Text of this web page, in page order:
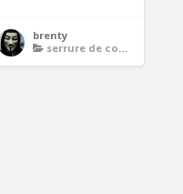
brenty
serrure de coffre de toit